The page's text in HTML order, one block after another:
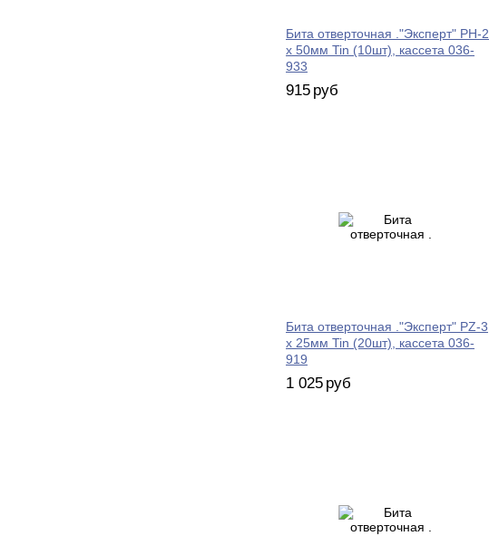
Бита отверточная ."Эксперт" PH-2
х 50мм Tin (10шт), кассета 036-
933
915 руб
Бита отверточная ."Эксперт" PZ-3
х 25мм Tin (20шт), кассета 036-
919
1 025 руб